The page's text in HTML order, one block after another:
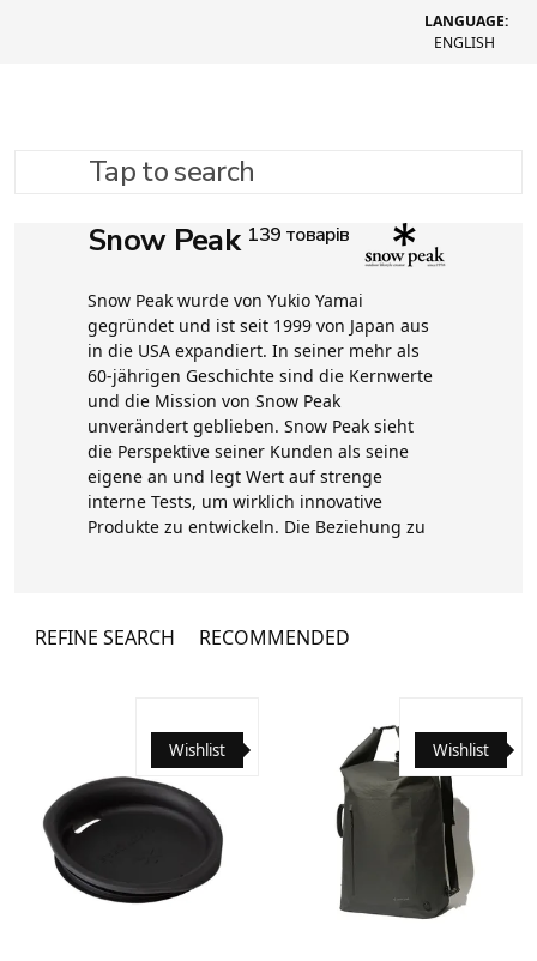
LANGUAGE:
ENGLISH
Tap to search
Snow Peak 139 товарів
Snow Peak wurde von Yukio Yamai
gegründet und ist seit 1999 von Japan aus
in die USA expandiert. In seiner mehr als
60-jährigen Geschichte sind die Kernwerte
und die Mission von Snow Peak
unverändert geblieben. Snow Peak sieht
die Perspektive seiner Kunden als seine
eigene an und legt Wert auf strenge
interne Tests, um wirklich innovative
Produkte zu entwickeln. Die Beziehung zu
rund um den Globus. Der Snow Peak Way
bietet den Kunden die einmalige
Gemeinschaft von gleichgesinnten
Outdoor-Enthusiasten und Fans auf der
ganzen Welt entsteht. Heutzutage hat die
rasante Entwicklung der Technologie die
Bequemlichkeit unseres täglichen Lebens
beschleunigt, aber auch dazu geführt,
dass wir wertvolle zwischenmenschliche
Interaktionen opfern.
REFINE SEARCH RECOMMENDED
Wishlist Wishlist